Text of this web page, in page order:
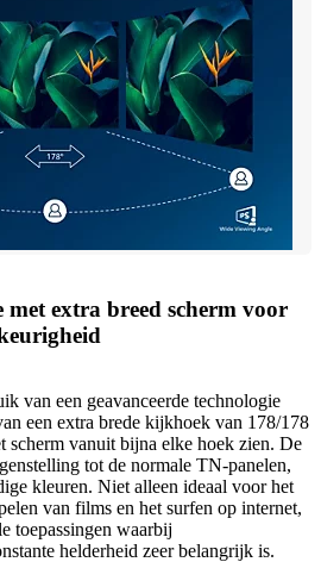
extra breed scherm voor
van een geavanceerde technologie
een extra brede kijkhoek van 178/178
scherm vanuit bijna elke hoek zien. De
tot de normale TN-panelen,
kleuren. Niet alleen ideaal voor het
van films en het surfen op internet,
toepassingen waarbij
helderheid zeer belangrijk is.